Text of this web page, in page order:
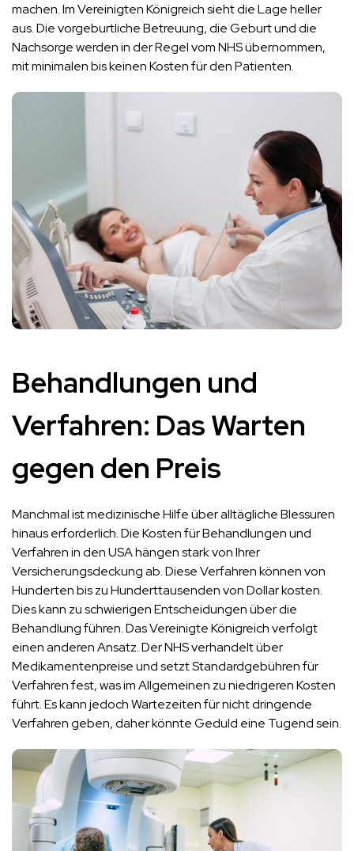
machen. Im Vereinigten Königreich sieht die Lage heller
aus. Die vorgeburtliche Betreuung, die Geburt und die
Nachsorge werden in der Regel vom NHS übernommen,
mit minimalen bis keinen Kosten für den Patienten.
Behandlungen und
Verfahren: Das Warten
gegen den Preis
Manchmal ist medizinische Hilfe über alltägliche Blessuren
hinaus erforderlich. Die Kosten für Behandlungen und
Verfahren in den USA hängen stark von Ihrer
Versicherungsdeckung ab. Diese Verfahren können von
Hunderten bis zu Hunderttausenden von Dollar kosten.
Dies kann zu schwierigen Entscheidungen über die
Behandlung führen. Das Vereinigte Königreich verfolgt
einen anderen Ansatz. Der NHS verhandelt über
Medikamentenpreise und setzt Standardgebühren für
Verfahren fest, was im Allgemeinen zu niedrigeren Kosten
führt. Es kann jedoch Wartezeiten für nicht dringende
Verfahren geben, daher könnte Geduld eine Tugend sein.